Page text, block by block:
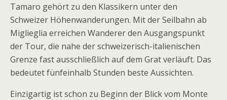
Tamaro gehört zu den Klassikern unter den
Schweizer Höhenwanderungen. Mit der Seilbahn ab
Miglieglia erreichen Wanderer den Ausgangspunkt
der Tour, die nahe der schweizerisch-italienischen
Grenze fast ausschließlich auf dem Grat verläuft. Das
bedeutet fünfeinhalb Stunden beste Aussichten.
Einzigartig ist schon zu Beginn der Blick vom Monte